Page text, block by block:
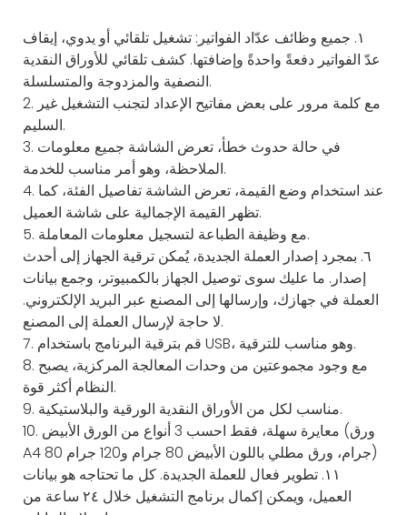
١. جميع وظائف عدّاد الفواتير: تشغيل تلقائي أو يدوي، إيقاف
عدّ الفواتير دفعةً واحدةً وإضافتها. كشف تلقائي للأوراق النقدية
النصفية والمزدوجة والمتسلسلة.
2. مع كلمة مرور على بعض مفاتيح الإعداد لتجنب التشغيل غير
السليم.
3. في حالة حدوث خطأ، تعرض الشاشة جميع معلومات
الملاحظة، وهو أمر مناسب للخدمة.
4. عند استخدام وضع القيمة، تعرض الشاشة تفاصيل الفئة، كما
تظهر القيمة الإجمالية على شاشة العميل.
5. مع وظيفة الطباعة لتسجيل معلومات المعاملة.
٦. بمجرد إصدار العملة الجديدة، يُمكن ترقية الجهاز إلى أحدث
إصدار. ما عليك سوى توصيل الجهاز بالكمبيوتر، وجمع بيانات
العملة في جهازك، وإرسالها إلى المصنع عبر البريد الإلكتروني.
لا حاجة لإرسال العملة إلى المصنع.
7. قم بترقية البرنامج باستخدام USB، وهو مناسب للترقية.
8. مع وجود مجموعتين من وحدات المعالجة المركزية، يصبح
النظام أكثر قوة.
9. مناسب لكل من الأوراق النقدية الورقية والبلاستيكية.
10. معايرة سهلة، فقط احسب 3 أنواع من الورق الأبيض (ورق
A4 80 جرام، ورق مطلي باللون الأبيض 80 جرام و120 جرام)
١١. تطوير فعال للعملة الجديدة. كل ما تحتاجه هو بيانات
العميل، ويمكن إكمال برنامج التشغيل خلال ٢٤ ساعة من